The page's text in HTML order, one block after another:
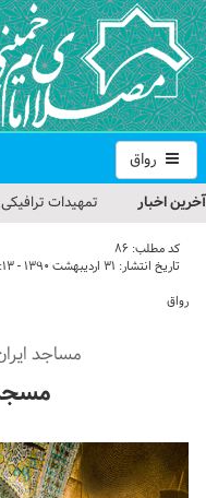
رواق
آخرین اخبار
تمهیدات
حجت‌الاسلام
معظم انقلاب
گزارش تصویری|
گزارش تصویری|
کد مطلب: 86
تاریخ انتشار: ۳۱ اردیبهشت ۱۳۹۰ - ۱۳:۱۳
رواق
مساجد